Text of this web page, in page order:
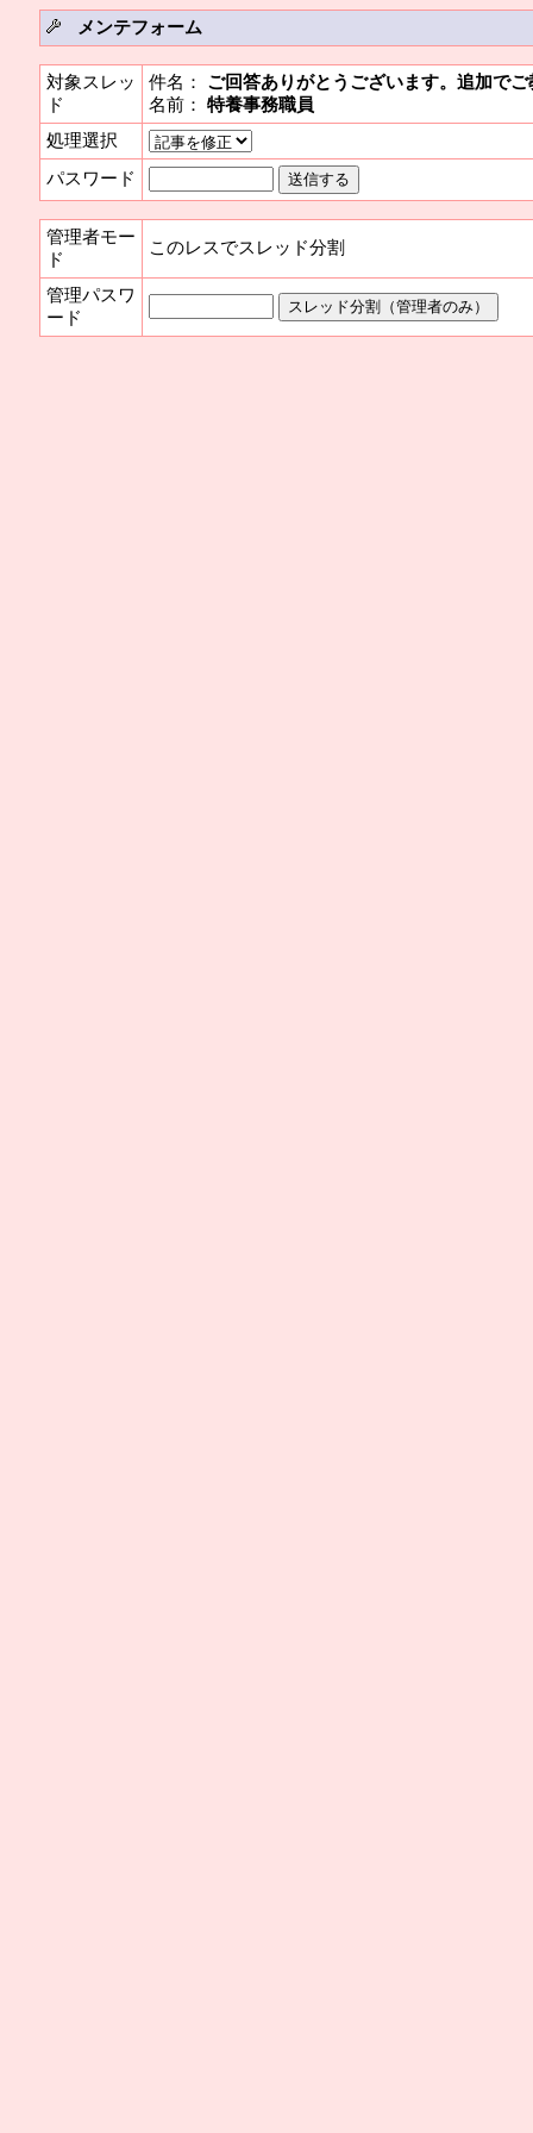
メンテフォーム
対象スレッ
ド
件名： ご回答ありがとうございます。追加で
名前： 特養事務職員
処理選択
パスワード
管理者モー
ド
このレスでスレッド分割
管理パスワ
ード